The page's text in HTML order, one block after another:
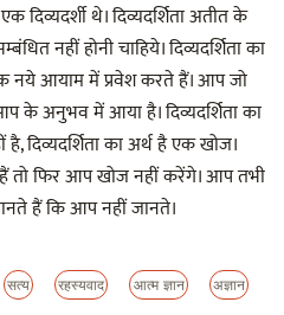
थे। दिव्यदर्शिता अतीत के
नहीं होनी चाहिये। दिव्यदर्शिता का
नये आयाम में प्रवेश करते हैं। आप जो
अनुभव में आया है। दिव्यदर्शिता का
दिव्यदर्शिता का अर्थ है एक खोज।
फिर आप खोज नहीं करेंगे। आप तभी
हैं कि आप नहीं जानते।
सत्य रहस्यवाद आत्म ज्ञान अज्ञान